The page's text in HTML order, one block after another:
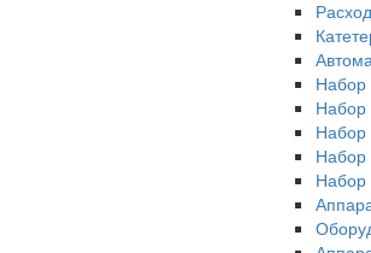
Набор
Набор
Набор
Набор
Набор